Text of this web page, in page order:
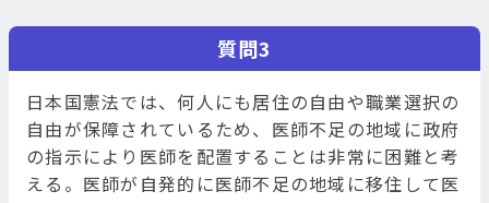
質問3
日本国憲法では、何人にも居住の自由や職業選択の
自由が保障されているため、医師不足の地域に政府
の指示により医師を配置することは非常に困難と考
える。医師が自発的に医師不足の地域に移住して医